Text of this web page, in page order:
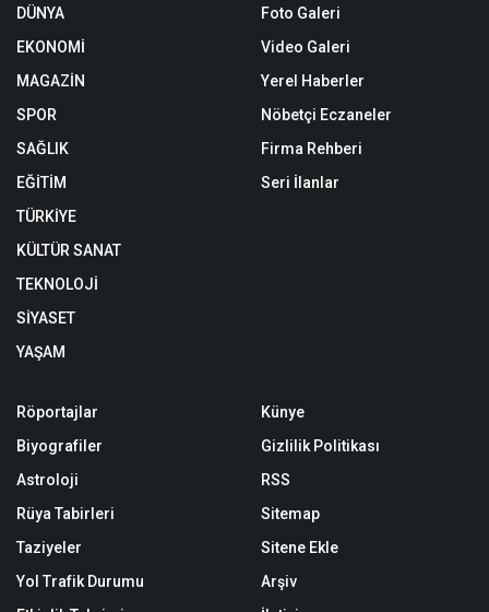
DÜNYA
EKONOMİ
MAGAZİN
SPOR
SAĞLIK
EĞİTİM
TÜRKİYE
KÜLTÜR SANAT
TEKNOLOJİ
SİYASET
YAŞAM
Foto Galeri
Video Galeri
Yerel Haberler
Nöbetçi Eczaneler
Firma Rehberi
Seri İlanlar
Röportajlar
Biyografiler
Astroloji
Rüya Tabirleri
Taziyeler
Yol Trafik Durumu
Künye
Gizlilik Politikası
RSS
Sitemap
Sitene Ekle
Arşiv